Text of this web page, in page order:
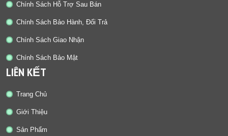
Chính Sách Hỗ Trợ Sau Bán
Chính Sách Bảo Hành, Đổi Trả
Chính Sách Giao Nhận
Chính Sách Bảo Mật
LIÊN KẾT
Trang Chủ
Giới Thiệu
Sản Phẩm